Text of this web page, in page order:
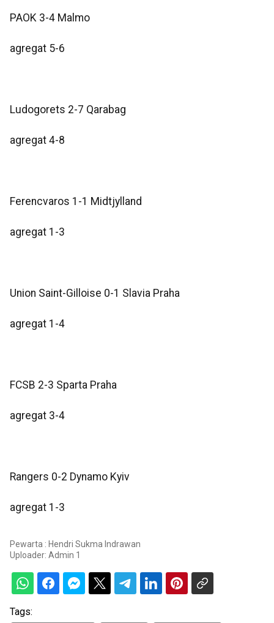
PAOK 3-4 Malmo
agregat 5-6
Ludogorets 2-7 Qarabag
agregat 4-8
Ferencvaros 1-1 Midtjylland
agregat 1-3
Union Saint-Gilloise 0-1 Slavia Praha
agregat 1-4
FCSB 2-3 Sparta Praha
agregat 3-4
Rangers 0-2 Dynamo Kyiv
agregat 1-3
Pewarta : Hendri Sukma Indrawan
Uploader: Admin 1
Tags: